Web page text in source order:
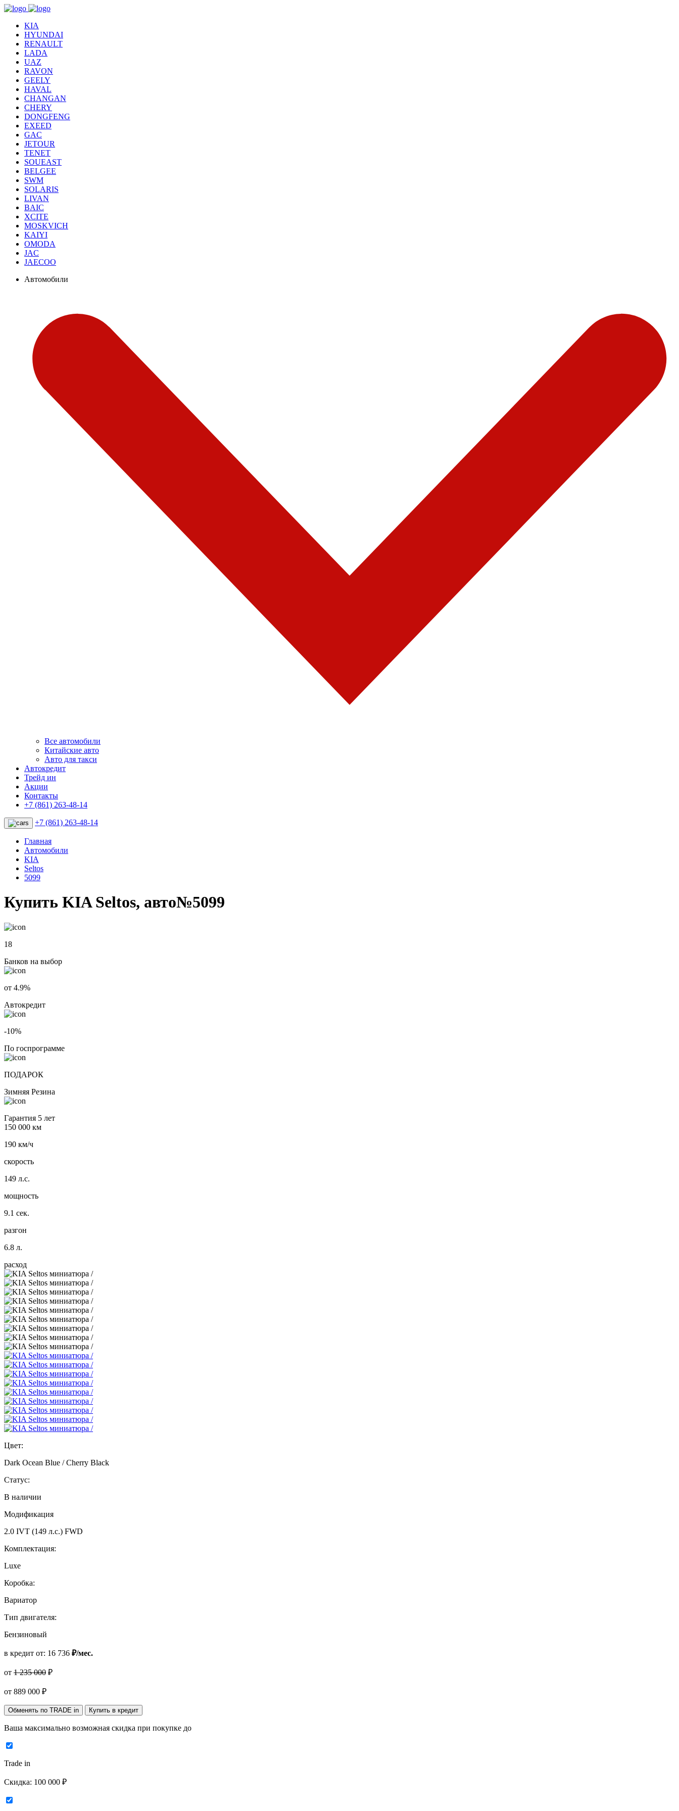
KIA
HYUNDAI
RENAULT
LADA
UAZ
RAVON
GEELY
HAVAL
CHANGAN
CHERY
DONGFENG
EXEED
GAC
JETOUR
TENET
SOUEAST
BELGEE
SWM
SOLARIS
LIVAN
BAIC
XCITE
MOSKVICH
KAIYI
OMODA
JAC
JAECOO
Автомобили
Все автомобили
Китайские авто
Авто для такси
Автокредит
Трейд ин
Акции
Контакты
+7 (861) 263-48-14
+7 (861) 263-48-14
Главная
Автомобили
KIA
Seltos
5099
Купить KIA Seltos, авто№5099
18
Банков на выбор
от 4.9%
Автокредит
-10%
По госпрограмме
ПОДАРОК
Зимняя Резина
Гарантия 5 лет
150 000 км
190 км/ч
скорость
149 л.с.
мощность
9.1 сек.
разгон
6.8 л.
расход
Цвет:
Dark Ocean Blue / Cherry Black
Статус:
В наличии
Модификация
2.0 IVT (149 л.с.) FWD
Комплектация:
Luxe
Коробка:
Вариатор
Тип двигателя:
Бензиновый
в кредит от: 16 736 ₽/мес.
от 1 235 000 ₽
от 889 000 ₽
Обменять по TRADE in Купить в кредит
Ваша максимально возможная скидка при покупке до
Trade in
Скидка: 100 000 ₽